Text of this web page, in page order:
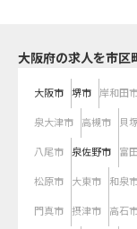
大阪府の求人を市区
大阪市 堺市 岸和田
泉大津市 高槻市 貝
八尾市 泉佐野市 富
松原市 大東市 和泉
門真市 摂津市 高石